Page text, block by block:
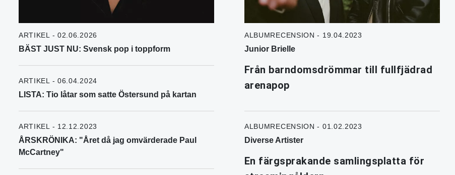
ARTIKEL - 02.06.2026
BÄST JUST NU: Svensk pop i toppform
ARTIKEL - 06.04.2024
LISTA: Tio låtar som satte Östersund på kartan
ARTIKEL - 12.12.2023
ÅRSKRÖNIKA: "Året då jag omvärderade Paul
McCartney"
ALBUMRECENSION - 19.04.2023
Junior Brielle
Från barndomsdrömmar till fullfjädrad
arenapop
ALBUMRECENSION - 01.02.2023
Diverse Artister
En färgsprakande samlingsplatta för